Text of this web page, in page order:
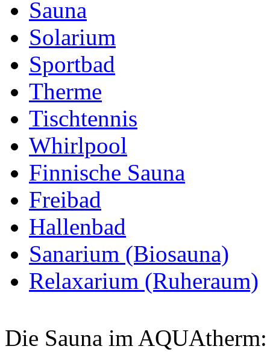
Sauna
Solarium
Sportbad
Therme
Tischtennis
Whirlpool
Finnische Sauna
Freibad
Hallenbad
Sanarium (Biosauna)
Relaxarium (Ruheraum)
Die Sauna im